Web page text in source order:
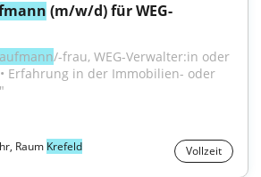
(m/w/d) für WEG-
/-frau, WEG-Verwalter:in oder
Erfahrung in der Immobilien- oder
Raum Krefeld Vollzeit